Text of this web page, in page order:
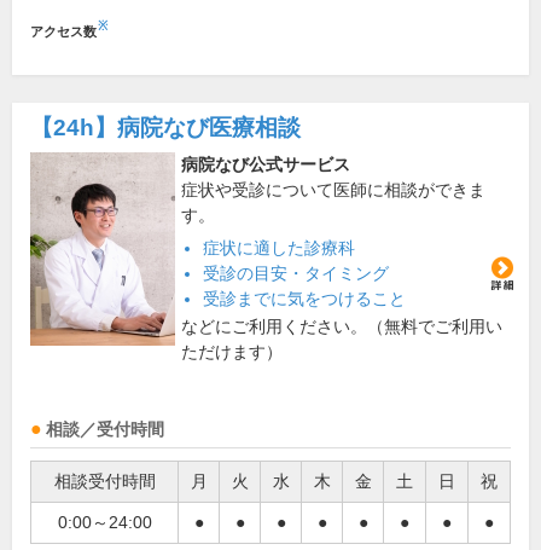
アクセス数※
【24h】 病院なび医療相談
病院なび公式サービス
症状や受診について医師に相談ができま
す。
症状に適した診療科
受診の目安・タイミング
受診までに気をつけること
などにご利用ください。（無料でご利用い
ただけます）
相談／受付時間
相談受付時間 月 火 水 木 金 土 日 祝
0:00～24:00 ● ● ● ● ● ● ● ●